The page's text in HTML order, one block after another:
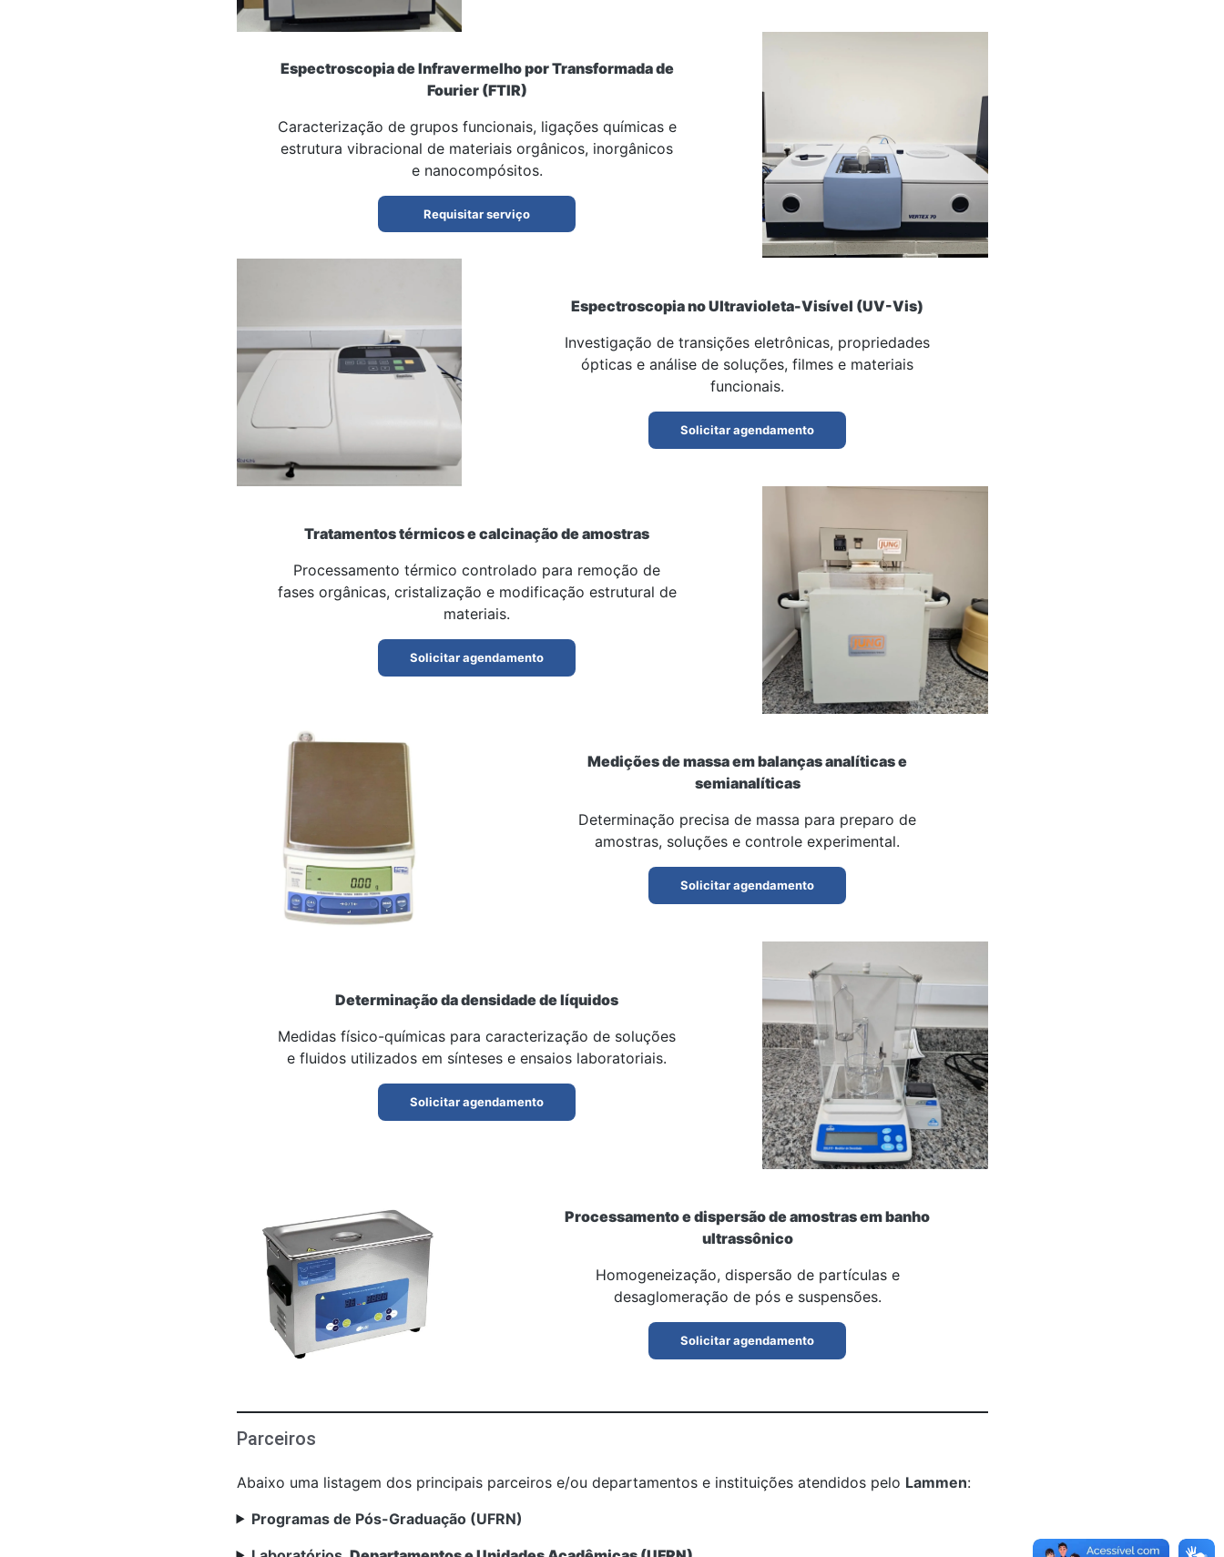
Espectroscopia de Infravermelho por Transformada de
Fourier (FTIR)
Caracterização de grupos funcionais, ligações químicas e
estrutura vibracional de materiais orgânicos, inorgânicos
e nanocompósitos.
Requisitar serviço
Espectroscopia no Ultravioleta-Visível (UV-Vis)
Investigação de transições eletrônicas, propriedades
ópticas e análise de soluções, filmes e materiais
funcionais.
Solicitar agendamento
Tratamentos térmicos e calcinação de amostras
Processamento térmico controlado para remoção de
fases orgânicas, cristalização e modificação estrutural de
materiais.
Solicitar agendamento
Medições de massa em balanças analíticas e
semianalíticas
Determinação precisa de massa para preparo de
amostras, soluções e controle experimental.
Solicitar agendamento
Determinação da densidade de líquidos
Medidas físico-químicas para caracterização de soluções
e fluidos utilizados em sínteses e ensaios laboratoriais.
Solicitar agendamento
Processamento e dispersão de amostras em banho
ultrassônico
Homogeneização, dispersão de partículas e
desaglomeração de pós e suspensões.
Solicitar agendamento
Parceiros
Abaixo uma listagem dos principais parceiros e/ou departamentos e instituições atendidos pelo Lammen:
Programas de Pós-Graduação (UFRN)